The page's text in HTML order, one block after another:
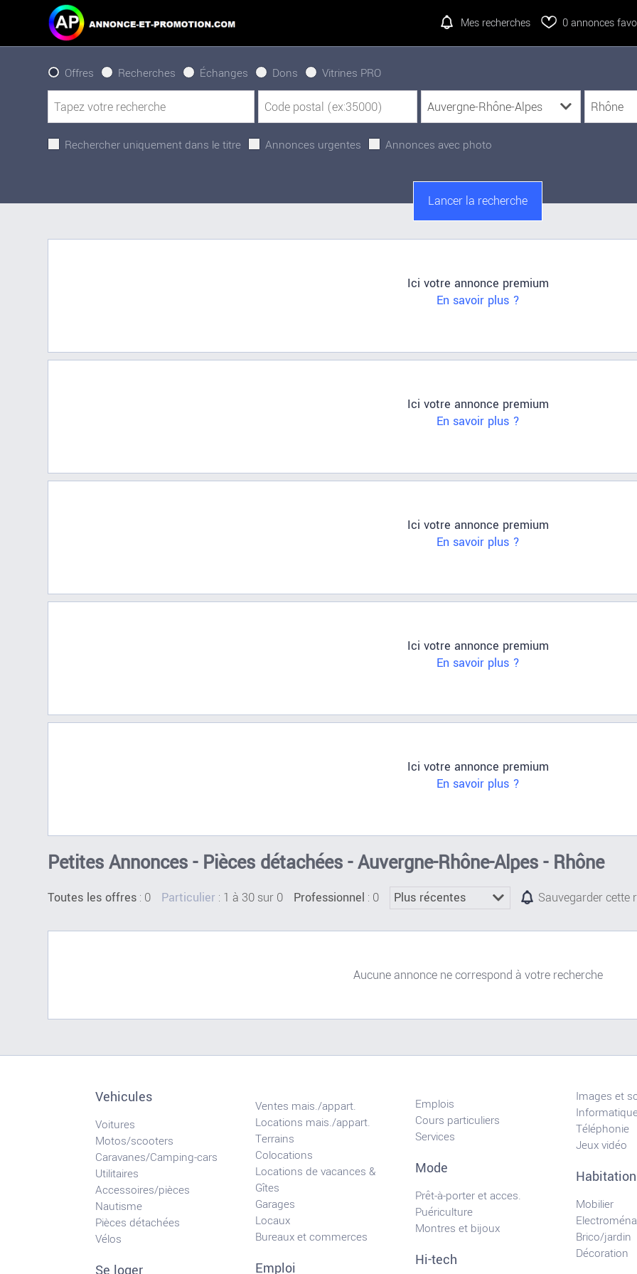
Mes recherches 0annonces
Offres Recherches Échanges Dons Vitrines PRO
Rechercher uniquement dans le titre Annonces urgentes Annonces avec photo
Ici votre annonce premium
En savoir plus ?
Ici votre annonce premium
En savoir plus ?
Ici votre annonce premium
En savoir plus ?
Ici votre annonce premium
En savoir plus ?
Ici votre annonce premium
En savoir plus ?
Petites Annonces - Pièces détachées - Auvergne-Rhône-Alpes - Rhône
Toutes les offres : 0 Particulier : 1 à 30 sur 0 Professionnel : 0 Sauvegarder cette
Aucune annonce ne correspond à votre recherche
Vehicules
Voitures
Motos/scooters
Caravanes/Camping-cars
Utilitaires
Accessoires/pièces
Nautisme
Pièces détachées
Vélos
Ventes mais./appart.
Locations mais./appart.
Terrains
Colocations
Locations de vacances &
Gîtes
Garages
Locaux
Bureaux et commerces
Emploi
Emplois
Cours particuliers
Services
Mode
Prêt-à-porter et acces.
Puériculture
Montres et bijoux
Hi-tech
Images et
Téléphonie
Jeux vidéo
Habitation
Mobilier
Brico/jardin
Décoration